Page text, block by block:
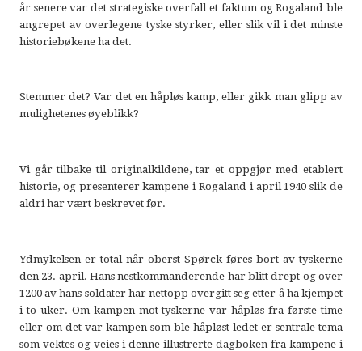
år senere var det strategiske overfall et faktum og Rogaland ble
angrepet av overlegene tyske styrker, eller slik vil i det minste
historiebøkene ha det.
Stemmer det? Var det en håpløs kamp, eller gikk man glipp av
mulighetenes øyeblikk?
Vi går tilbake til originalkildene, tar et oppgjør med etablert
historie, og presenterer kampene i Rogaland i april 1940 slik de
aldri har vært beskrevet før.
Ydmykelsen er total når oberst Spørck føres bort av tyskerne
den 23. april. Hansnestkommanderende har blitt drept og over
1200 av hans soldater har nettopp overgitt seg etter å ha kjempet
i to uker. Om kampen mot tyskerne var håpløs fra første time
eller om det var kampen som ble håpløst ledet er sentrale tema
som vektes og veies i denne illustrerte dagboken fra kampene i